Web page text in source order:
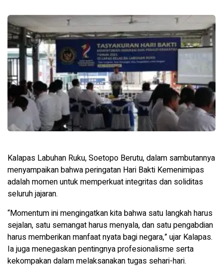
Kalapas Labuhan Ruku, Soetopo Berutu, dalam sambutannya
menyampaikan bahwa peringatan Hari Bakti Kemenimipas
adalah momen untuk memperkuat integritas dan soliditas
seluruh jajaran.
“Momentum ini mengingatkan kita bahwa satu langkah harus
sejalan, satu semangat harus menyala, dan satu pengabdian
harus memberikan manfaat nyata bagi negara,” ujar Kalapas.
Ia juga menegaskan pentingnya profesionalisme serta
kekompakan dalam melaksanakan tugas sehari-hari.